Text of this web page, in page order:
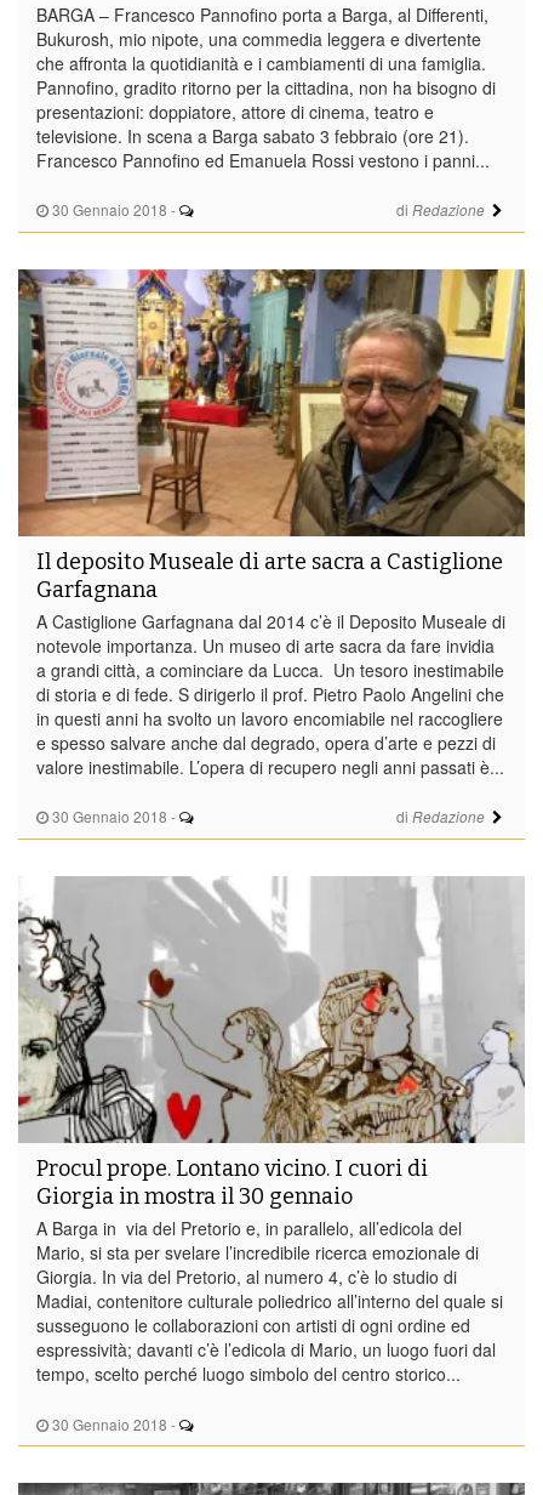
30 Gennaio 2018 - di Redazione
BARGA – Francesco Pannofino porta a Barga, al Differenti,
Bukurosh, mio nipote, una commedia leggera e divertente
che affronta la quotidianità e i cambiamenti di una famiglia.
Pannofino, gradito ritorno per la cittadina, non ha bisogno di
presentazioni: doppiatore, attore di cinema, teatro e
televisione. In scena a Barga sabato 3 febbraio (ore 21).
Francesco Pannofino ed Emanuela Rossi vestono i panni...
30 Gennaio 2018 - di Redazione
Il deposito Museale di arte sacra a Castiglione
Garfagnana
A Castiglione Garfagnana dal 2014 c’è il Deposito Museale di
notevole importanza. Un museo di arte sacra da fare invidia
a grandi città, a cominciare da Lucca. Un tesoro inestimabile
di storia e di fede. S dirigerlo il prof. Pietro Paolo Angelini che
in questi anni ha svolto un lavoro encomiabile nel raccogliere
e spesso salvare anche dal degrado, opera d’arte e pezzi di
valore inestimabile. L’opera di recupero negli anni passati è...
30 Gennaio 2018 -
Procul prope. Lontano vicino. I cuori di
Giorgia in mostra il 30 gennaio
A Barga in via del Pretorio e, in parallelo, all’edicola del
Mario, si sta per svelare l’incredibile ricerca emozionale di
Giorgia. In via del Pretorio, al numero 4, c’è lo studio di
Madiai, contenitore culturale poliedrico all’interno del quale si
susseguono le collaborazioni con artisti di ogni ordine ed
espressività; davanti c’è l’edicola di Mario, un luogo fuori dal
tempo, scelto perché luogo simbolo del centro storico...